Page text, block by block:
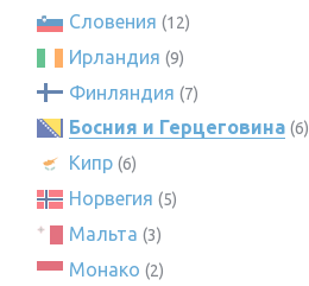
Словения (12)
Ирландия (9)
Финляндия (7)
Босния и Герцеговина (6)
Кипр (6)
Норвегия (5)
Мальта (3)
Монако (2)